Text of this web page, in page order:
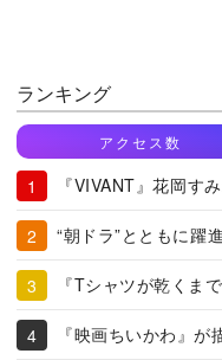
ランキング
アクセス数
『VIVANT』花岡す
“朝ドラ”とともに躍
『Tシャツが乾くま
『映画ちいかわ』が